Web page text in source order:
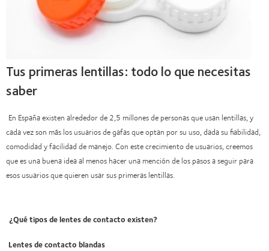
Tus primeras lentillas: todo lo que necesitas
saber
En España existen alrededor de 2,5 millones de personas que usan lentillas, y
cada vez son más los usuarios de gafas que optan por su uso, dada su fiabilidad,
comodidad y facilidad de manejo. Con este crecimiento de usuarios, creemos
que es una buena idea al menos hacer una mención de los pasos a seguir para
esos usuarios que quieren usar sus primeras lentillas.
¿Qué tipos de lentes de contacto existen?
Lentes de contacto blandas